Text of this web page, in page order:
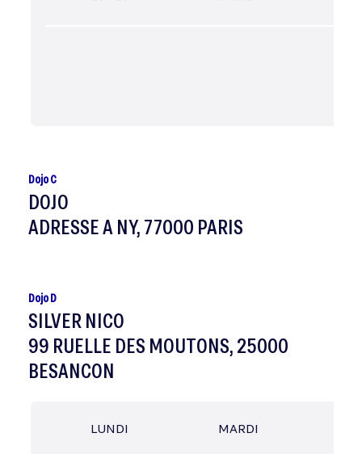
Dojo C
DOJO
ADRESSE A NY, 77000 PARIS
Dojo D
SILVER NICO
99 RUELLE DES MOUTONS, 25000
BESANCON
LUNDI MARDI